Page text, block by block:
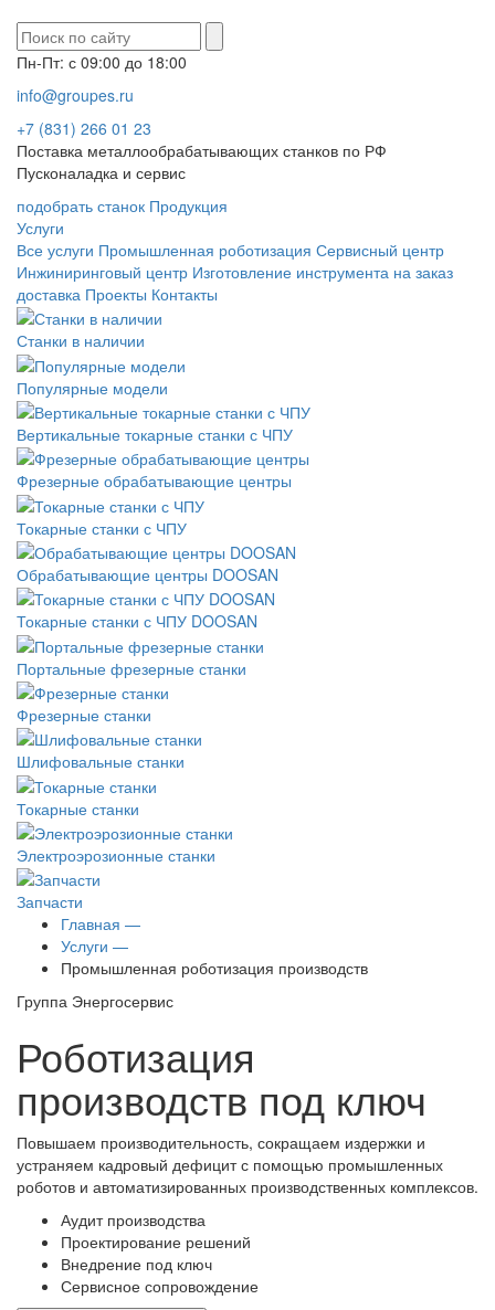
Пн-Пт: с 09:00 до 18:00
info@groupes.ru
+7 (831) 266 01 23
Поставка металлообрабатывающих станков по РФ
Пусконаладка и сервис
подобрать станок Продукция
Услуги
Все услуги Промышленная роботизация Сервисный центр
Инжиниринговый центр Изготовление инструмента на заказ
доставка Проекты Контакты
Станки в наличии
Популярные модели
Вертикальные токарные станки с ЧПУ
Фрезерные обрабатывающие центры
Токарные станки с ЧПУ
Обрабатывающие центры DOOSAN
Токарные станки с ЧПУ DOOSAN
Портальные фрезерные станки
Фрезерные станки
Шлифовальные станки
Токарные станки
Электроэрозионные станки
Запчасти
Главная —
Услуги —
Промышленная роботизация производств
Группа Энергосервис
Роботизация
производств под ключ
Повышаем производительность, сокращаем издержки и
устраняем кадровый дефицит с помощью промышленных
роботов и автоматизированных производственных комплексов.
Аудит производства
Проектирование решений
Внедрение под ключ
Сервисное сопровождение